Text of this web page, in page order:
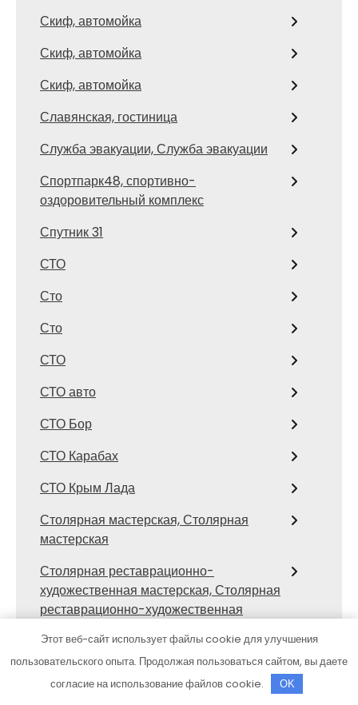
Скиф, автомойка
Скиф, автомойка
Скиф, автомойка
Славянская, гостиница
Служба эвакуации, Служба эвакуации
Спортпарк48, спортивно-
оздоровительный комплекс
Спутник 31
СТО
Сто
Сто
СТО
СТО авто
СТО Бор
СТО Карабах
СТО Крым Лада
Столярная мастерская, Столярная
мастерская
Столярная реставрационно-
художественная мастерская, Столярная
реставрационно-художественная
Стс-автомобили, официальный дилер
Mercedes-Benz
Этот веб-сайт использует файлы cookie для улучшения
пользовательского опыта. Продолжая пользоваться сайтом, вы даете
согласие на использование файлов cookie.
OK